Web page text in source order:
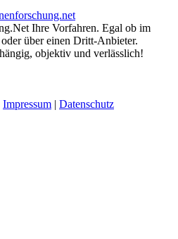
Ihre Vorfahren. Egal ob im
über einen Dritt-Anbieter.
objektiv und verlässlich!
Impressum | Datenschutz